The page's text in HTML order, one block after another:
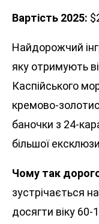
Вартість 2025:
Найдорожчий
яку отримують
Каспійського
кремово-
баночки з 24-
більшої
Чому так
зустрічається
досягти віку 60-